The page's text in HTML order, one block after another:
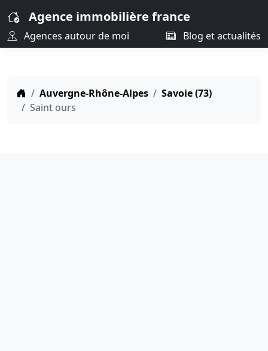
Agence immobilière france
Agences autour de moi Blog et actualités
Auvergne-Rhône-Alpes
Savoie (73)
Saint ours